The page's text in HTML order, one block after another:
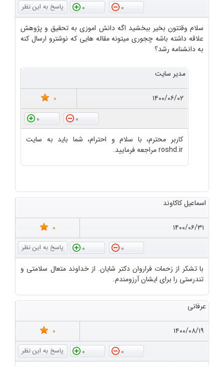
0
0
سلام وقتتون بخیر ببخشید اگه دانش اموزی به تحقیق و پژوهش
علاقه داشته باشه چجوری میتونه مقاله هایی که نوشترو ارسال کنه
به دانشنامه رشد؟
مدیر سایت
۱۴۰۰/۰۶/۰۲
0
0
0
کاربر محترم، با سلام و احترام، شما باید به سایت
roshd.ir مراجعه فرمایید.
اسماعیل کاکاوند
۱۴۰۰/۰۶/۳۱
0
0
0
با تشکر از زحمات فراروان دکتر شایان. از خداوند متعال سلامتی و
تندرستی را برای ایشان آرزومندم.
عرفانی
۱۴۰۰/۰۸/۱۹
0
0
0